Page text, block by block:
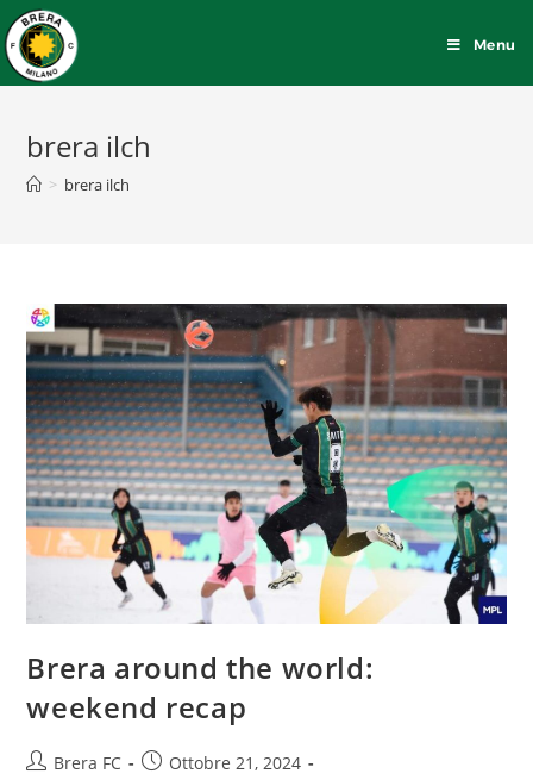
Menu
brera ilch
> brera ilch
Brera around the world:
weekend recap
Brera FC
Ottobre 21, 2024